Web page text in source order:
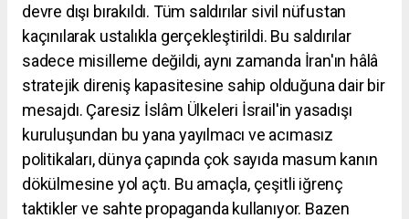
devre dışı bırakıldı. Tüm saldırılar sivil nüfustan
kaçınılarak ustalıkla gerçekleştirildi. Bu saldırılar
sadece misilleme değildi, aynı zamanda İran'ın hâlâ
stratejik direniş kapasitesine sahip olduğuna dair bir
mesajdı. Çaresiz İslâm Ülkeleri İsrail'in yasadışı
kuruluşundan bu yana yayılmacı ve acımasız
politikaları, dünya çapında çok sayıda masum kanın
dökülmesine yol açtı. Bu amaçla, çeşitli iğrenç
taktikler ve sahte propaganda kullanıyor. Bazen